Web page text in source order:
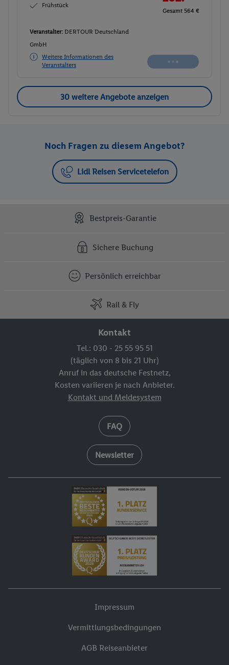
Frühstück
Gesamt 564 €
Veranstalter: DERTOUR Deutschland
GmbH
Weitere Informationen des
Veranstalters
30 weitere Angebote anzeigen
Noch Fragen zu diesem Angebot?
Lidl Reisen Servicetelefon
Bestpreis-Garantie
Sichere Buchung
Persönlich erreichbar
Rail & Fly
Kontakt
Tel.: 030 - 25 55 95 51
(täglich von 8 bis 21 Uhr)
Anruf in das deutsche Festnetz,
Kosten variieren je nach Anbieter.
Kontakt und Meldesystem
FAQ
Newsletter
Impressum
Vermittlungsbedingungen
AGB Reiseanbieter